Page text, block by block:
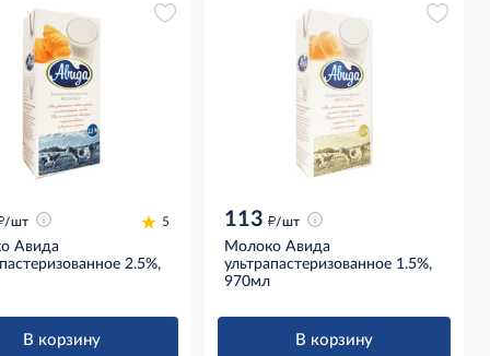
/шт 5
Авида
2.5%,
В корзину
113 д/шт
Молоко Авида
ультрапастеризованное 1.5%,
970мл
В корзину